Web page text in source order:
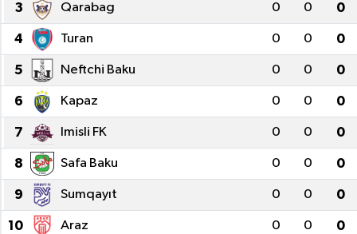
3 Qarabag 0 0 0
4 Turan 0 0 0
5 Neftchi Baku 0 0 0
6 Kapaz 0 0 0
7 Imisli FK 0 0 0
8 Safa Baku 0 0 0
9 Sumqayıt 0 0 0
10 Araz 0 0 0